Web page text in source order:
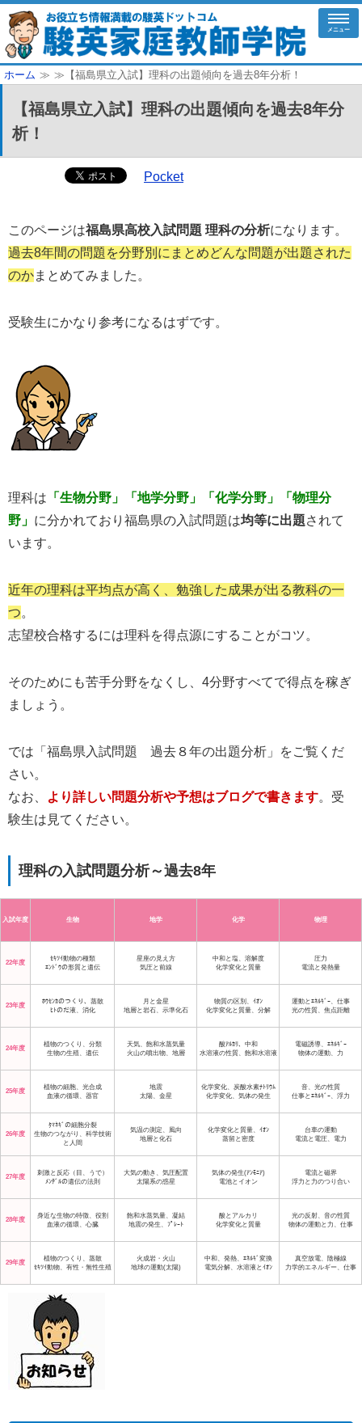
メニュー
ホーム ≫ ≫【福島県立入試】理科の出題傾向を過去8年分析！
【福島県立入試】理科の出題傾向を過去8年分
析！
Pocket
このページは福島県高校入試問題 理科の分析になります。
過去8年間の問題を分野別にまとめどんな問題が出題された
のかまとめてみました。
受験生にかなり参考になるはずです。
理科は 「生物分野」「地学分野」「化学分野」「物理分
野」 に分かれており福島県の入試問題は均等に出題されて
います。
近年の理科は平均点が高く、勉強した成果が出る教科の一
つ。
志望校合格するには理科を得点源にすることがコツ。
そのためにも苦手分野をなくし、4分野すべてで得点を稼ぎ
ましょう。
では「福島県入試問題 過去８年の出題分析」をご覧くだ
さい。
なお、
より詳しい問題分析や予想はブログで書きます。受
験生は見てください。
理科の入試問題分析～過去8年
入試年度 生物 地学 化学 物理
22年度
ｾｷﾂｲ動物の種類
ｴﾝﾄﾞｳの形質と遺伝
星座の見え方
気圧と前線
中和と塩、溶解度
化学変化と質量
圧力
電流と発熱量
23年度
ﾎｳｾﾝｶのつくり、蒸散
ﾋﾄのだ液、消化
月と金星
地層と岩石、示準化石
物質の区別、ｲｵﾝ
化学変化と質量、分解
運動とｴﾈﾙｷﾞｰ、仕事
光の性質、焦点距離
24年度
植物のつくり、分類
生物の生殖、遺伝
天気、飽和水蒸気量
火山の噴出物、地層
酸ｱﾙｶﾘ、中和
水溶液の性質、飽和水溶液
電磁誘導、ｴﾈﾙｷﾞｰ
物体の運動、力
25年度
植物の細胞、光合成
血液の循環、器官
地震
太陽、金星
化学変化、炭酸水素ﾅﾄﾘｳﾑ
化学変化、気体の発生
音、光の性質
仕事とｴﾈﾙｷﾞｰ、浮力
26年度
ﾀﾏﾈｷﾞの細胞分裂
生物のつながり、科学技術
と人間
気温の測定、風向
地層と化石
化学変化と質量、ｲｵﾝ
蒸留と密度
台車の運動
電流と電圧、電力
27年度
刺激と反応（目、うで）
ﾒﾝﾃﾞﾙの遺伝の法則
大気の動き、気圧配置
太陽系の惑星
気体の発生(ｱﾝﾓﾆｱ)
電池とイオン
電流と磁界
浮力と力のつり合い
28年度
身近な生物の特徴、役割
血液の循環、心臓
飽和水蒸気量、凝結
地震の発生、ﾌﾟﾚｰﾄ
酸とアルカリ
化学変化と質量
光の反射、音の性質
物体の運動と力、仕事
29年度
植物のつくり、蒸散
ｾｷﾂｲ動物、有性・無性生殖
火成岩・火山
地球の運動(太陽)
中和、発熱、ｴﾈﾙｷﾞ変換
電気分解、水溶液とｲｵﾝ
真空放電、陰極線
力学的エネルギー、仕事